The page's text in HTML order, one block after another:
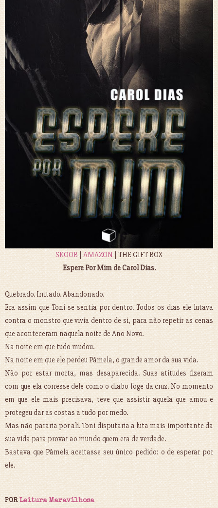
SKOOB| AMAZON | THE GIFT BOX
Espere Por Mim de Carol Dias.
Quebrado. Irritado. Abandonado.
Era assim que Toni se sentia por dentro. Todos os dias ele lutava
contra o monstro que vivia dentro de si, para não repetir as cenas
que aconteceram naquela noite de Ano Novo.
Na noite em que tudo mudou.
Na noite em que ele perdeu Pâmela, o grande amor da sua vida.
Não por estar morta, mas desaparecida. Suas atitudes fizeram
com que ela corresse dele como o diabo foge da cruz. No momento
em que ele mais precisava, teve que assistir aquela que amou e
protegeu dar as costas a tudo por medo.
Mas não pararia por ali. Toni disputaria a luta mais importante da
sua vida para provar ao mundo quem era de verdade.
Bastava que Pâmela aceitasse seu único pedido: o de esperar por
ele.
PORLeitura Maravilhosa